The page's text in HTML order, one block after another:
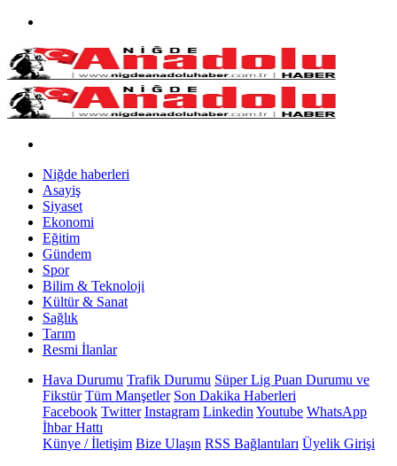
Niğde haberleri
Asayiş
Siyaset
Ekonomi
Eğitim
Gündem
Spor
Bilim & Teknoloji
Kültür & Sanat
Sağlık
Tarım
Resmi İlanlar
Hava Durumu Trafik Durumu Süper Lig Puan Durumu ve
Fikstür Tüm Manşetler Son Dakika Haberleri
Facebook Twitter Instagram Linkedin Youtube WhatsApp
İhbar Hattı
Künye / İletişim Bize Ulaşın RSS Bağlantıları Üyelik Girişi